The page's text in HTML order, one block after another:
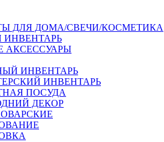
ДЛЯ ДОМА/СВЕЧИ/КОСМЕТИКА
ИНВЕНТАРЬ
АКСЕССУАРЫ
ИНВЕНТАРЬ
ИНВЕНТАРЬ
ПОСУДА
ДЕКОР